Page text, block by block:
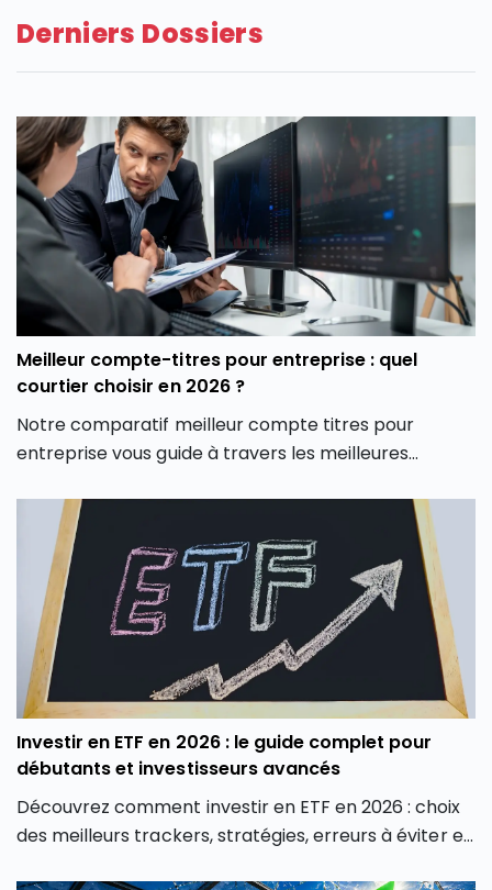
Derniers Dossiers
Meilleur compte-titres pour entreprise : quel
courtier choisir en 2026 ?
Notre comparatif meilleur compte titres pour
entreprise vous guide à travers les meilleures
éclairé, adapté à votre stratégie d’investissement
professionnelle.
Investir en ETF en 2026 : le guide complet pour
débutants et investisseurs avancés
Découvrez comment investir en ETF en 2026 : choix
des meilleurs trackers, stratégies, erreurs à éviter et